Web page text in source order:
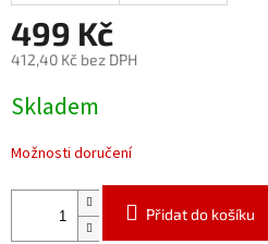
499 Kč
412,40 Kč bez DPH
cena:
Skladem
Možnosti doručení
Přidat do košíku